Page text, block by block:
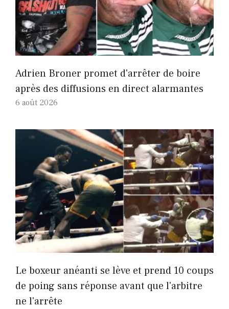
Adrien Broner promet d'arrêter de boire
après des diffusions en direct alarmantes
6 août 2026
Le boxeur anéanti se lève et prend 10 coups
de poing sans réponse avant que l'arbitre
ne l'arrête